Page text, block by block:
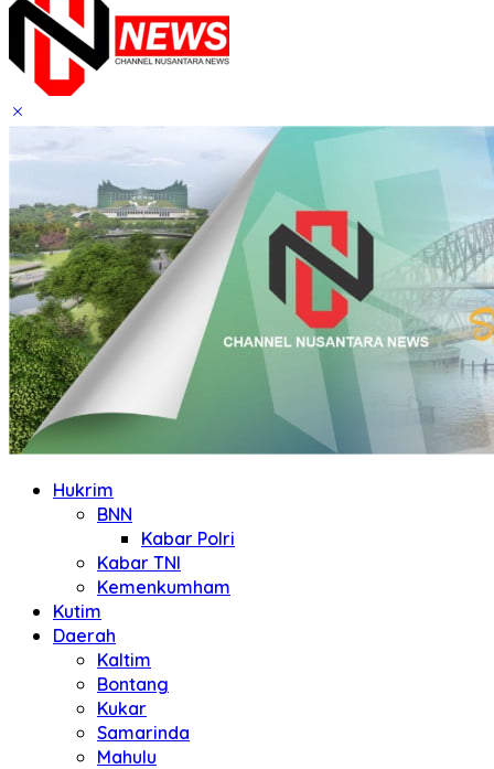
Hukrim
BNN
Kabar Polri
Kabar TNI
Kemenkumham
Kutim
Daerah
Kaltim
Bontang
Kukar
Samarinda
Mahulu